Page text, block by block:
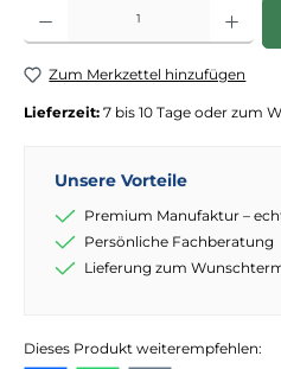
Produkt Anzahl: Gib den
Zum Merkzettel hinzufügen
Lieferzeit: 7 bis 10 Tage oder zum
Unsere Vorteile
Premium Manufaktur –
Persönliche Fachberatung
Lieferung zum
Dieses Produkt weiterempfehlen: